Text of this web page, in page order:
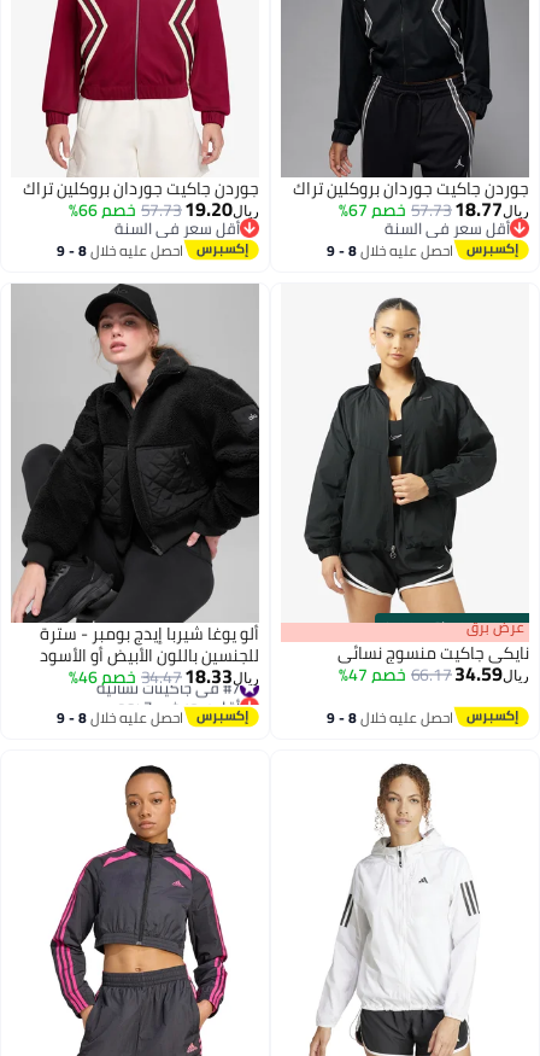
2
جوردن جاكيت جوردان بروكلين تراك
ريال18.77
57.73خصم 67%
أقل سعر في السنة
أقل سعر في السنة
احصل عليه خلال 8 - 9
2
جوردن جاكيت جوردان بروكلين تراك
ريال19.20
57.73خصم 66%
أقل سعر في السنة
أقل سعر في السنة
احصل عليه خلال 8 - 9
00m:00s
·باقي 100%
3
عرض برق
نايكي جاكيت منسوج نسائي
ريال34.59
66.17خصم 47%
احصل عليه خلال 8 - 9
ألو يوغا شيربا إيدج بومبر - سترة
للجنسين باللون الأبيض أو الأسود
ريال18.33
34.47خصم 46% #7 في جاكيتات نسائية
أقل سعر في 7 يوم
#7 في جاكيتات نسائية احصل عليه خلال 8 - 9